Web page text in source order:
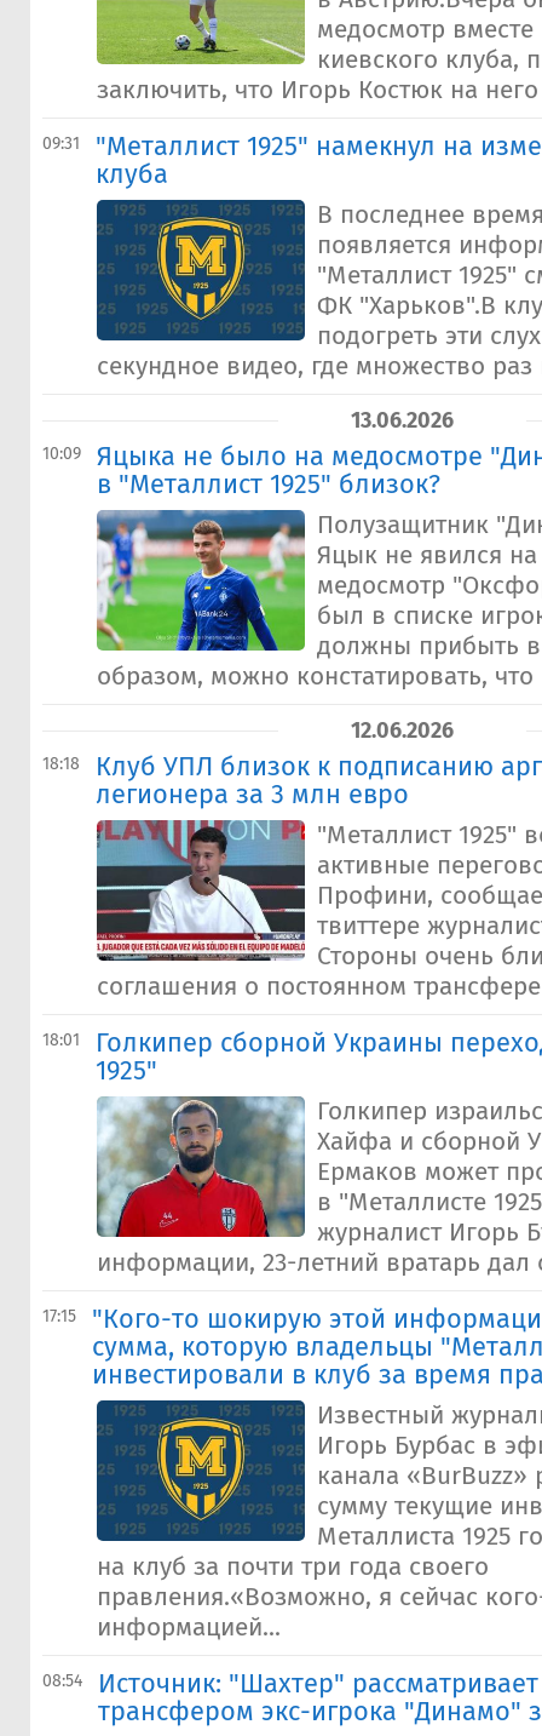
медосмотр вместе
киевского клуба,
заключить, что Игорь Костюк на
09:31
"Металлист 1925" намекнул на
клуба
В последнее
появляется
"Металлист 1925"
ФК "Харьков".В
подогреть эти
секундное видео, где множество раз
13.06.2026
10:09
Яцыка не было на медосмотре
в "Металлист 1925" близок?
Полузащитник
Яцык не явился
медосмотр
был в списке
должны прибыть в
образом, можно констатировать, что
12.06.2026
18:18
Клуб УПЛ близок к подписанию
легионера за 3 млн евро
"Металлист 1925"
активные
Профини,
твиттере
Стороны очень
соглашения о постоянном
18:01
Голкипер сборной Украины
1925"
Голкипер
Хайфа и сборной
Ермаков может
в "Металлисте
журналист Игорь
информации, 23-летний вратарь дал
17:15
"Кого-то шокирую этой
сумма, которую владельцы
инвестировали в клуб за время
Известный
Игорь Бурбас в
канала «BurBuzz»
сумму текущие
Металлиста 1925
на клуб за почти три года своего
правления.«Возможно, я сейчас
информацией...
08:54
Источник: "Шахтер"
трансфером экс-игрока "Динамо"